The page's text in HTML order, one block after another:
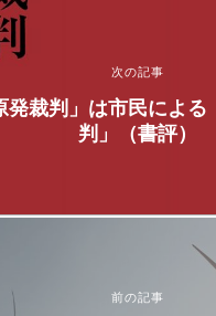
次の記事
発裁判」は市民によ
判」（書評）
前の記事